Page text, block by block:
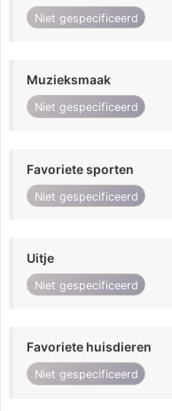
Niet gespecificeerd
Muzieksmaak
Niet gespecificeerd
Favoriete sporten
Niet gespecificeerd
Uitje
Niet gespecificeerd
Favoriete huisdieren
Niet gespecificeerd